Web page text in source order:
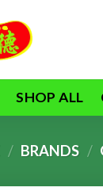
SHOP ALL
/ BRANDS /